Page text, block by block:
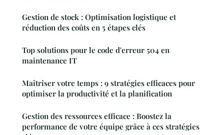
Gestion de stock : Optimisation logistique et
réduction des coûts en 5 étapes clés
Top solutions pour le code d'erreur 504 en
maintenance IT
Maîtriser votre temps : 9 stratégies efficaces pour
optimiser la productivité et la planification
Gestion des ressources efficace : Boostez la
performance de votre équipe grâce à ces stratégies